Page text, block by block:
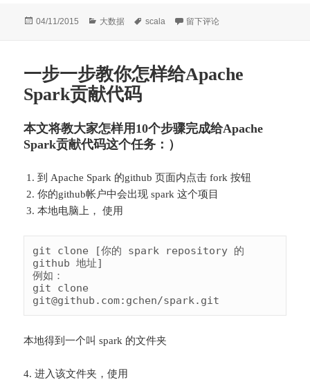
发
04/11/2015
分
大数据
标
scala 于给Vim配置Scala语法高亮显示
留下评论
一步一步教你怎样给Apache
Spark贡献代码
本文将教大家怎样用10个步骤完成给Apache
Spark贡献代码这个任务：）
到 Apache Spark 的github 页面内点击 fork 按钮
你的github帐户中会出现 spark 这个项目
本地电脑上， 使用
git clone [你的 spark repository 的
github 地址]
例如：
git clone
git@github.com:gchen/spark.git
本地得到一个叫 spark 的文件夹
4. 进入该文件夹，使用